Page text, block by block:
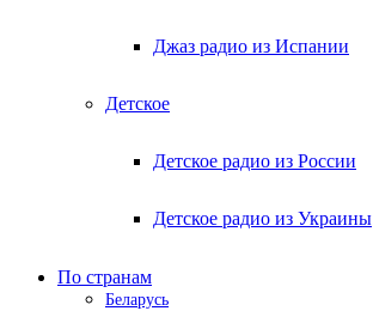
Джаз радио из Испании
Детское
Детское радио из России
Детское радио из Украины
По странам
Беларусь